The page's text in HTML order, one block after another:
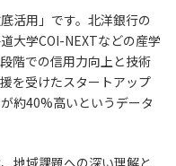
活用」です。北洋銀行の
大学COI-NEXTなどの産学
階での信用力向上と技術
を受けたスタートアップ
約40%高いというデータ
地域課題への深い理解と